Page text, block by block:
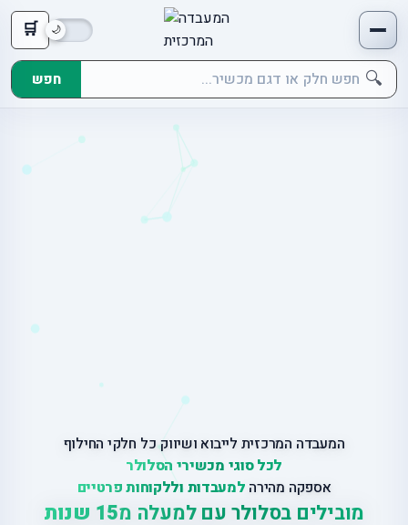
🛒
🔍 חפש
המעבדה המרכזית לייבוא ושיווק כל חלקי החילוף
לכל סוגי מכשירי הסלולר
אספקה מהירה למעבדות וללקוחות פרטיים
מובילים בסלולר עם למעלה מ
15 שנות